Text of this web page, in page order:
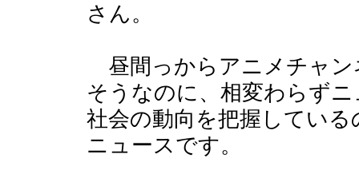
さん。
昼間っからアニメチャン
そうなのに、相変わらず
社会の動向を把握してい
ニュースです。